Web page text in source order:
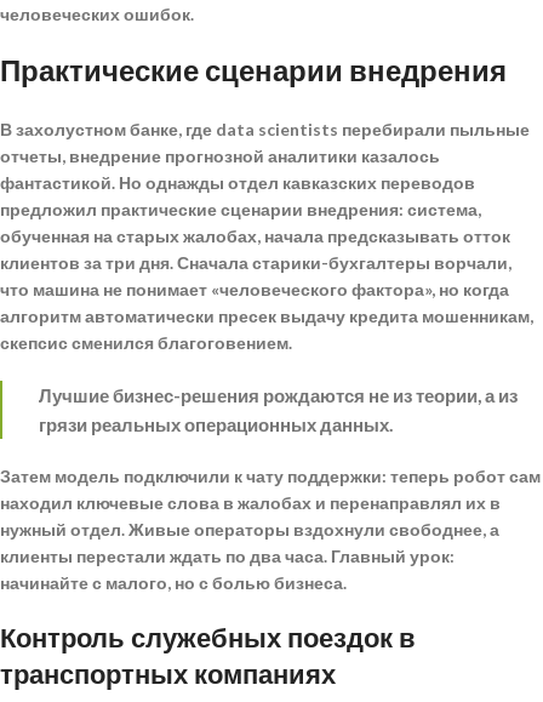
человеческих ошибок.
Практические сценарии внедрения
В захолустном банке, где data scientists перебирали пыльные
отчеты, внедрение прогнозной аналитики казалось
фантастикой. Но однажды отдел кавказских переводов
предложил практические сценарии внедрения: система,
обученная на старых жалобах, начала предсказывать отток
клиентов за три дня. Сначала старики-бухгалтеры ворчали,
что машина не понимает «человеческого фактора», но когда
алгоритм автоматически пресек выдачу кредита мошенникам,
скепсис сменился благоговением.
Лучшие бизнес-решения рождаются не из теории, а из
грязи реальных операционных данных.
Затем модель подключили к чату поддержки: теперь робот сам
находил ключевые слова в жалобах и перенаправлял их в
нужный отдел. Живые операторы вздохнули свободнее, а
клиенты перестали ждать по два часа. Главный урок:
начинайте с малого, но с болью бизнеса.
Контроль служебных поездок в
транспортных компаниях